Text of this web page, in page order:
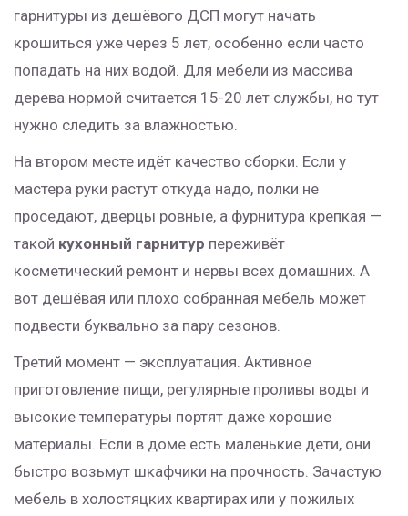
гарнитуры из дешёвого ДСП могут начать
крошиться уже через 5 лет, особенно если часто
попадать на них водой. Для мебели из массива
дерева нормой считается 15-20 лет службы, но тут
нужно следить за влажностью.
На втором месте идёт качество сборки. Если у
мастера руки растут откуда надо, полки не
проседают, дверцы ровные, а фурнитура крепкая —
такой кухонный гарнитур переживёт
косметический ремонт и нервы всех домашних. А
вот дешёвая или плохо собранная мебель может
подвести буквально за пару сезонов.
Третий момент — эксплуатация. Активное
приготовление пищи, регулярные проливы воды и
высокие температуры портят даже хорошие
материалы. Если в доме есть маленькие дети, они
быстро возьмут шкафчики на прочность. Зачастую
мебель в холостяцких квартирах или у пожилых